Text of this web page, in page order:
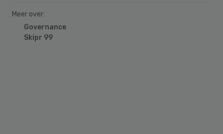
Meer over:
Governance
Skipr 99